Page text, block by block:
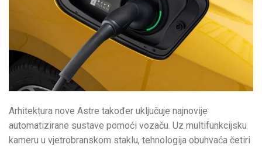
Arhitektura nove Astre također uključuje najnovije
automatizirane sustave pomoći vozaču. Uz multifunkcijsku
kameru u vjetrobranskom staklu, tehnologija obuhvaća četiri